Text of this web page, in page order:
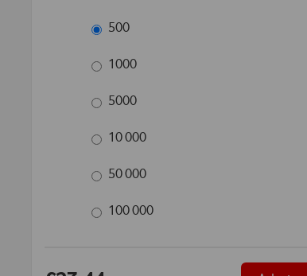
500
1000
5000
10 000
50 000
100 000